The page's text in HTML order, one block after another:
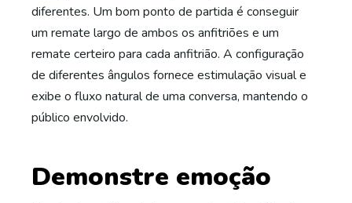
diferentes. Um bom ponto de partida é conseguir
um remate largo de ambos os anfitriões e um
remate certeiro para cada anfitrião. A configuração
de diferentes ângulos fornece estimulação visual e
exibe o fluxo natural de uma conversa, mantendo o
público envolvido.
Demonstre emoção